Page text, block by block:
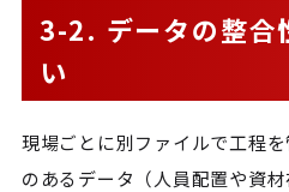
3-2. データの整合
い
現場ごとに別ファイルで工程
のあるデータ（人員配置や資